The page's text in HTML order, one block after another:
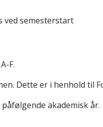
ved semesterstart
F.
Dette er i henhold til
akademisk år.